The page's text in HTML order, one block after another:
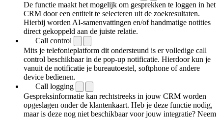
De functie maakt het mogelijk om gesprekken te loggen in het
CRM door een entiteit te selecteren uit de zoekresultaten.
Hierbij worden AI-samenvattingen en/of handmatige notities
direct gekoppeld aan de juiste relatie.
Call control
Mits je telefonieplatform dit ondersteund is er volledige call
control beschikbaar in de pop-up notificatie. Hierdoor kun je
vanuit de notificatie je bureautoestel, softphone of andere
device bedienen.
Call logging
Gespreksinformatie kan rechtstreeks in jouw CRM worden
opgeslagen onder de klantenkaart. Heb je deze functie nodig,
maar is deze nog niet beschikbaar voor jouw integratie? Neem